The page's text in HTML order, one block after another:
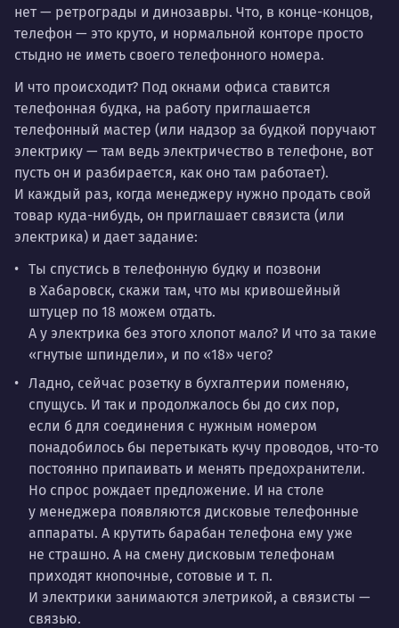
нет — ретрограды и динозавры. Что, в конце-концов,
телефон — это круто, и нормальной конторе просто
стыдно не иметь своего телефонного номера.
И что происходит? Под окнами офиса ставится
телефонная будка, на работу приглашается
телефонный мастер (или надзор за будкой поручают
электрику — там ведь электричество в телефоне, вот
пусть он и разбирается, как оно там работает).
И каждый раз, когда менеджеру нужно продать свой
товар куда-нибудь, он приглашает связиста (или
электрика) и дает задание:
Ты спустись в телефонную будку и позвони
в Хабаровск, скажи там, что мы кривошейный
штуцер по 18 можем отдать.
А у электрика без этого хлопот мало? И что за такие
«гнутые шпиндели», и по «18» чего?
Ладно, сейчас розетку в бухгалтерии поменяю,
спущусь. И так и продолжалось бы до сих пор,
если б для соединения с нужным номером
понадобилось бы перетыкать кучу проводов, что-то
постоянно припаивать и менять предохранители.
Но спрос рождает предложение. И на столе
у менеджера появляются дисковые телефонные
аппараты. А крутить барабан телефона ему уже
не страшно. А на смену дисковым телефонам
приходят кнопочные, сотовые и т. п.
И электрики занимаются элетрикой, а связисты —
связью.